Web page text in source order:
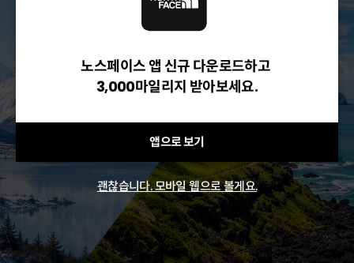
노스페이스 앱 신규 다운로드하고
3,000마일리지 받아보세요.
앱으로 보기
괜찮습니다. 모바일 웹으로 볼게요.